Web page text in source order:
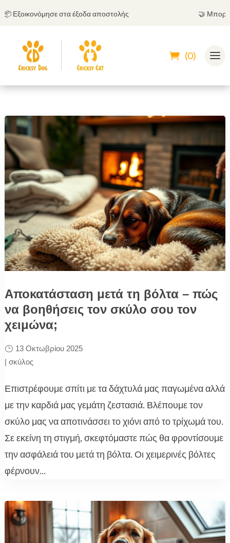
στα έξοδα αποστολής Μπορείς να
(0)
Αποκατάσταση μετά τη βόλτα – πώς
να βοηθήσεις τον σκύλο σου τον
χειμώνα;
13 Οκτωβρίου 2025
| σκύλος
Επιστρέφουμε σπίτι με τα δάχτυλά μας παγωμένα αλλά
με την καρδιά μας γεμάτη ζεστασιά. Βλέπουμε τον
σκύλο μας να αποτινάσσει το χιόνι από το τρίχωμά του.
Σε εκείνη τη στιγμή, σκεφτόμαστε πώς θα φροντίσουμε
την ασφάλειά του μετά τη βόλτα. Οι χειμερινές βόλτες
φέρνουν...